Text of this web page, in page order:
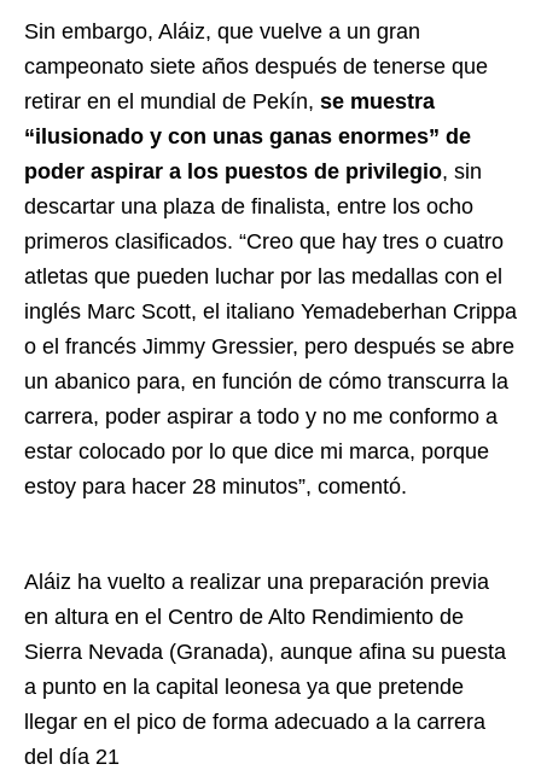
Sin embargo, Aláiz, que vuelve a un gran
campeonato siete años después de tenerse que
retirar en el mundial de Pekín, se muestra
“ilusionado y con unas ganas enormes” de
poder aspirar a los puestos de privilegio, sin
descartar una plaza de finalista, entre los ocho
primeros clasificados. “Creo que hay tres o cuatro
atletas que pueden luchar por las medallas con el
inglés Marc Scott, el italiano Yemadeberhan Crippa
o el francés Jimmy Gressier, pero después se abre
un abanico para, en función de cómo transcurra la
carrera, poder aspirar a todo y no me conformo a
estar colocado por lo que dice mi marca, porque
estoy para hacer 28 minutos”, comentó.
Aláiz ha vuelto a realizar una preparación previa
en altura en el Centro de Alto Rendimiento de
Sierra Nevada (Granada), aunque afina su puesta
a punto en la capital leonesa ya que pretende
llegar en el pico de forma adecuado a la carrera
del día 21